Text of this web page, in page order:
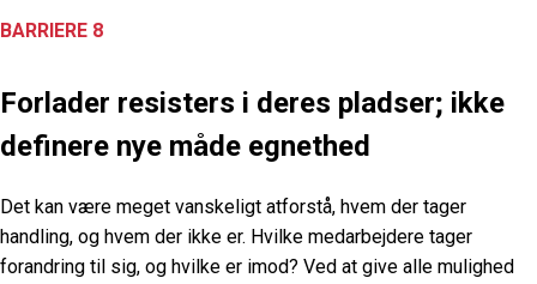
BARRIERE 8
Forlader resisters i deres pladser; ikke
definere nye måde egnethed
Det kan være meget vanskeligt atforstå, hvem der tager
handling, og hvem der ikke er. Hvilke medarbejdere tager
forandring til sig, og hvilke er imod? Ved at give alle mulighed